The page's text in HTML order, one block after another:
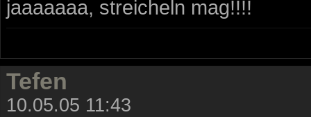
jaaaaaaa, streicheln mag!!!!
Tefen
10.05.05 11:43